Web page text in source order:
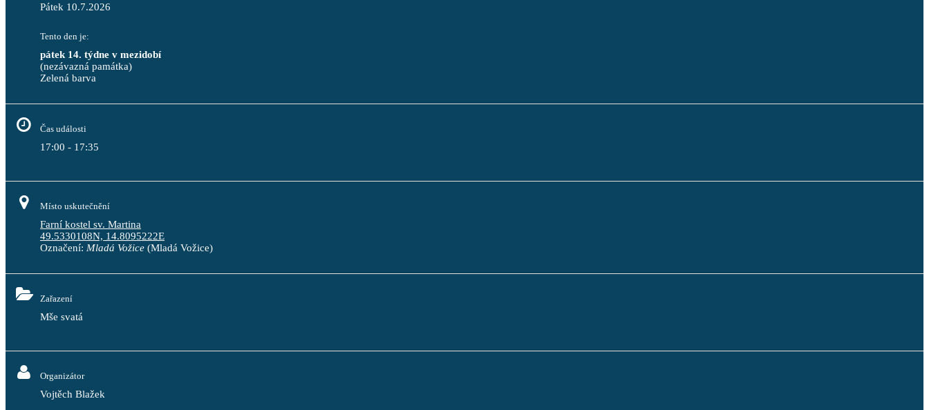
Pátek 10.7.2026
Tento den je:
pátek 14. týdne v mezidobí
(nezávazná památka)
Zelená barva
Čas události
17:00 - 17:35
Místo uskutečnění
Farní kostel sv. Martina
49.5330108N, 14.8095222E
Označení: Mladá Vožice (Mladá Vožice)
Zařazení
Mše svatá
Organizátor
Vojtěch Blažek